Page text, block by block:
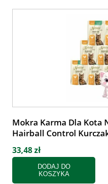
Mokra Karma Dla Kota
Hairball Control
33,48 zł
DODAJ DO
KOSZYKA